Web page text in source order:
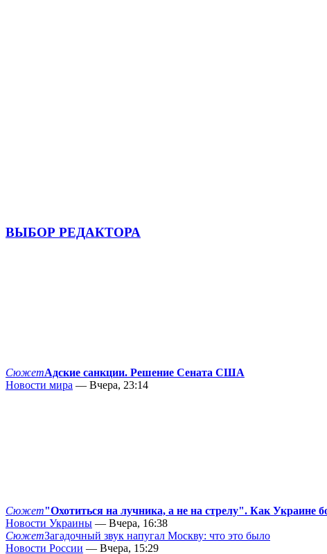
ВЫБОР РЕДАКТОРА
СюжетАдские санкции. Решение Сената США
Новости мира — Вчера, 23:14
Сюжет"Охотиться на лучника, а не на стрелу". Как Украине
Новости Украины — Вчера, 16:38
СюжетЗагадочный звук напугал Москву: что это было
Новости России — Вчера, 15:29